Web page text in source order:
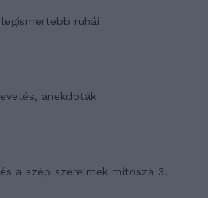
legismertebb ruhái
anekdoták
és a szép szerelmek mítosza 3.